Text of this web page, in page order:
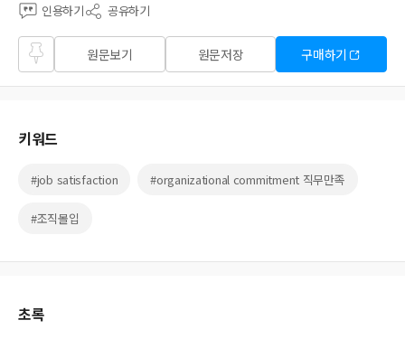
인용하기 공유하기
즐겨
찾기
원문보기 원문저장 구매하기
키워드
#job satisfaction #organizational commitment 직무만족
#조직몰입
초록